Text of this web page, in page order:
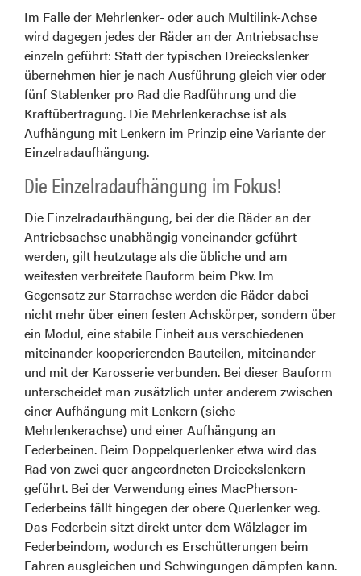
Im Falle der Mehrlenker- oder auch Multilink-Achse
wird dagegen jedes der Räder an der Antriebsachse
einzeln geführt: Statt der typischen Dreieckslenker
übernehmen hier je nach Ausführung gleich vier oder
fünf Stablenker pro Rad die Radführung und die
Kraftübertragung. Die Mehrlenkerachse ist als
Aufhängung mit Lenkern im Prinzip eine Variante der
Einzelradaufhängung.
Die Einzelradaufhängung im Fokus!
Die Einzelradaufhängung, bei der die Räder an der
Antriebsachse unabhängig voneinander geführt
werden, gilt heutzutage als die übliche und am
weitesten verbreitete Bauform beim Pkw. Im
Gegensatz zur Starrachse werden die Räder dabei
nicht mehr über einen festen Achskörper, sondern über
ein Modul, eine stabile Einheit aus verschiedenen
miteinander kooperierenden Bauteilen, miteinander
und mit der Karosserie verbunden. Bei dieser Bauform
unterscheidet man zusätzlich unter anderem zwischen
einer Aufhängung mit Lenkern (siehe
Mehrlenkerachse) und einer Aufhängung an
Federbeinen. Beim Doppelquerlenker etwa wird das
Rad von zwei quer angeordneten Dreieckslenkern
geführt. Bei der Verwendung eines MacPherson-
Federbeins fällt hingegen der obere Querlenker weg.
Das Federbein sitzt direkt unter dem Wälzlager im
Federbeindom, wodurch es Erschütterungen beim
Fahren ausgleichen und Schwingungen dämpfen kann.